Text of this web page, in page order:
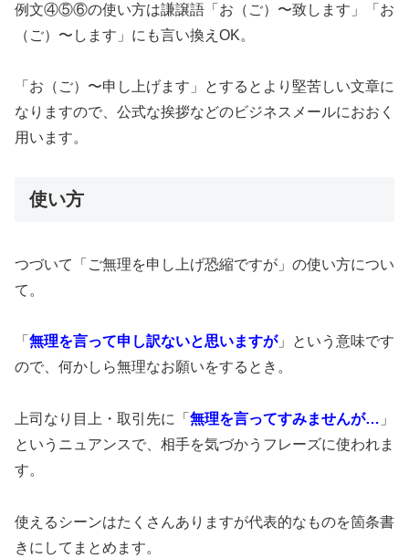
例文④⑤⑥の使い方は謙譲語「お（ご）〜致します」「お
（ご）〜します」にも言い換えOK。
「お（ご）〜申し上げます」とするとより堅苦しい文章に
なりますので、公式な挨拶などのビジネスメールにおおく
用います。
使い方
つづいて「ご無理を申し上げ恐縮ですが」の使い方につい
て。
「 無理を言って申し訳ないと思いますが」という意味です
ので、何かしら無理なお願いをするとき。
上司なり目上・取引先に「 無理を言ってすみませんが… 」
というニュアンスで、相手を気づかうフレーズに使われま
す。
使えるシーンはたくさんありますが代表的なものを箇条書
きにしてまとめます。